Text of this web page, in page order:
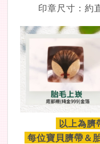
印章尺寸：約
以上為臍
每位寶貝臍帶＆